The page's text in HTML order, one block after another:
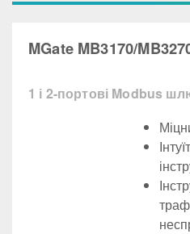
MGate MB3170/
1 і 2-портові Modbus